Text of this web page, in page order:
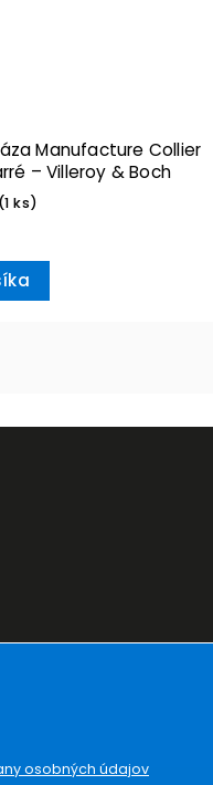
Manufacture Collier
– Villeroy & Boch
(1 ks)
osobných údajov